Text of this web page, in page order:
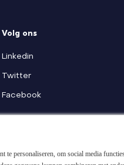
Volg ons
Linkedin
Twitter
Facebook
personaliseren, om social media